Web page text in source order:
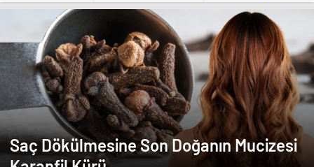
Saç Dökülmesine Son Doğanın Mucizesi